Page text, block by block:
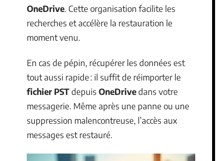
OneDrive. Cette organisation facilite les
recherches et accélère la restauration le
moment venu.
En cas de pépin, récupérer les données est
tout aussi rapide : il suffit de réimporter le
fichier PSTdepuis OneDrivedans votre
messagerie. Même après une panne ou une
suppression malencontreuse, l’accès aux
messages est restauré.